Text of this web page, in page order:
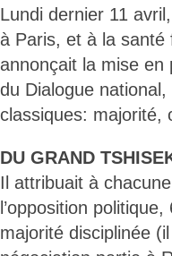
Lundi dernier 11
à Paris, et à la santé
annonçait la mise en
du Dialogue
classiques: majorité,
DU GRAND
Il attribuait à
l’opposition
majorité disciplinée